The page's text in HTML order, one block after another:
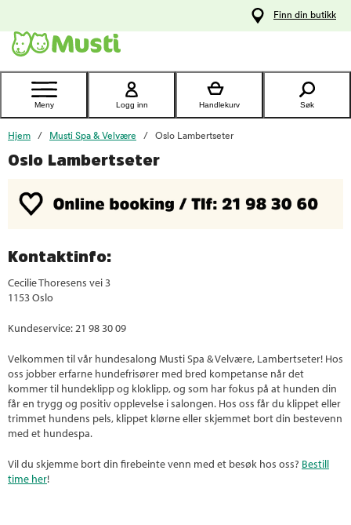
Kontakt
kundeservice
Finn din butikk
Meny Logg inn Handlekurv Søk
Hjem Musti Spa & Velvære Oslo Lambertseter
Oslo Lambertseter
Kontaktinfo:
Cecilie Thoresens vei 3
1153 Oslo
Kundeservice: 21 98 30 09
Velkommen til vår hundesalong Musti Spa & Velvære, Lambertseter! Hos
oss jobber erfarne hundefrisører med bred kompetanse når det
kommer til hundeklipp og kloklipp, og som har fokus på at hunden din
får en trygg og positiv opplevelse i salongen. Hos oss får du klippet eller
trimmet hundens pels, klippet klørne eller skjemmet bort din bestevenn
med et hundespa.
Vil du skjemme bort din firebeinte venn med et besøk hos oss? Bestill
time her!